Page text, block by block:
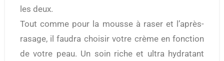
les deux.
Tout comme pour la mousse à raser et l’après-
rasage, il faudra choisir votre crème en fonction
de votre peau. Un soin riche et ultra hydratant